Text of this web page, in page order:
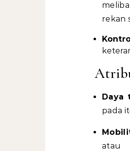
rekan
Daya
pada
atau